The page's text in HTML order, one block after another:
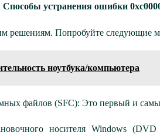
Способы устранения ошибки
решениям. Попробуйте следующие
ноутбука/компьютера
файлов (SFC): Это первый и
носителя Windows